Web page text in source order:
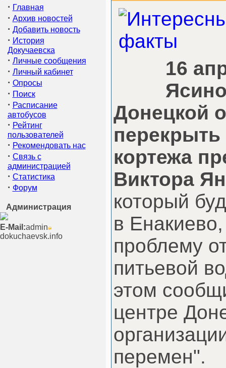
· Главная
· Архив новостей
· Добавить новость
· История
Докучаевска
· Личные сообщения
· Личный кабинет
· Опросы
· Поиск
· Расписание
автобусов
· Рейтинг
пользователей
· Рекомендовать нас
· Связь с
администрацией
· Статистика
· Форум
Администрация
E-Mail:admin
dokuchaevsk.info
16
Донецкой
кортежа
Виктора
который
в
проблему
питьевой
этом
центре
перемен".